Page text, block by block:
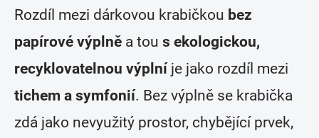
Rozdíl mezi dárkovou krabičkou bez
papírové výplně a tou s ekologickou,
recyklovatelnou výplníje jako rozdíl mezi
tichem a symfonií. Bez výplně se krabička
zdá jako nevyužitý prostor, chybějící prvek,